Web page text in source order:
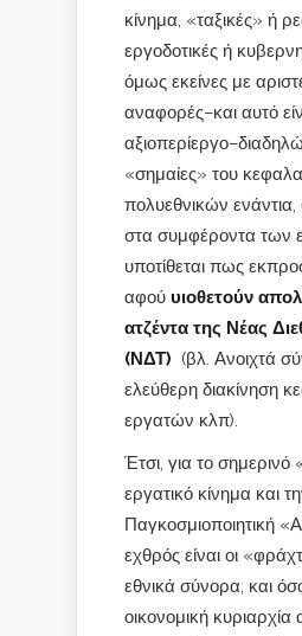
κίνημα, «ταξικές» ή
εργοδοτικές ή
όμως εκείνες με
αναφορές–και αυτό
«σημαίες» του
πολυεθνικών ενάντια,
στα συμφέροντα των
υποτίθεται πως
αφού υιοθετούν
ατζέντα της Νέας
(ΝΔΤ) (βλ. Ανοιχτά
ελεύθερη διακίνηση
εργατών κλπ).
Έτσι, για το σημερινό
εργατικό κίνημα και
Παγκοσμιοποιητική
εχθρός είναι οι
εθνικά σύνορα, και
οικονομική κυριαρχία